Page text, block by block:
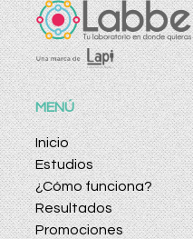
MENÚ
Inicio
Estudios
¿Cómo funciona?
Resultados
Promociones